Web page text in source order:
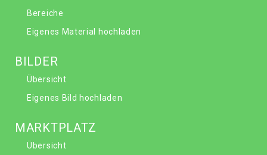
Bereiche
Eigenes Material hochladen
BILDER
Übersicht
Eigenes Bild hochladen
MARKTPLATZ
Übersicht